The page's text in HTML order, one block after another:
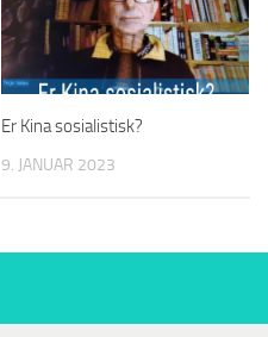
Er Kina sosialistisk?
9. JANUAR 2023